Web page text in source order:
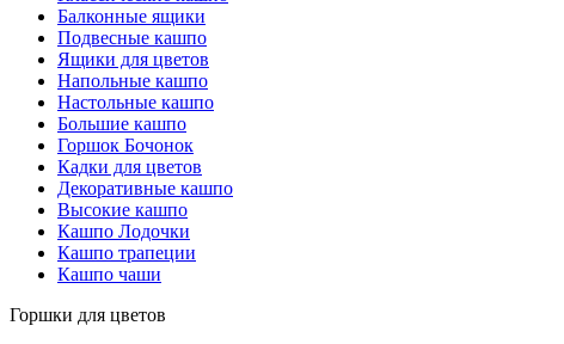
Балконные ящики
Подвесные кашпо
Ящики для цветов
Напольные кашпо
Настольные кашпо
Большие кашпо
Горшок Бочонок
Кадки для цветов
Декоративные кашпо
Высокие кашпо
Кашпо Лодочки
Кашпо трапеции
Кашпо чаши
Горшки для цветов